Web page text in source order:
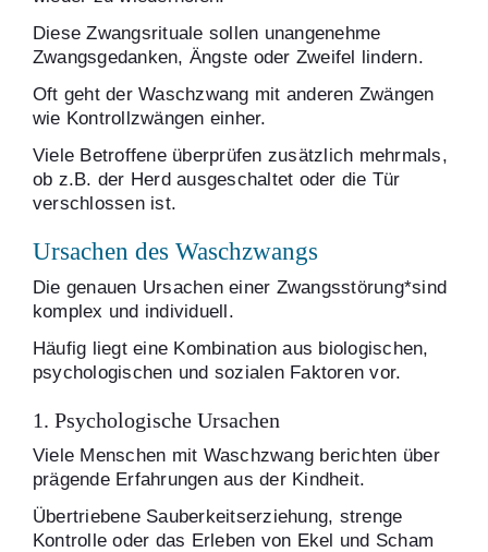
Diese Zwangsrituale sollen unangenehme
Zwangsgedanken, Ängste oder Zweifel lindern.
Oft geht der Waschzwang mit anderen Zwängen
wie Kontrollzwängen einher.
Viele Betroffene überprüfen zusätzlich mehrmals,
ob z.B. der Herd ausgeschaltet oder die Tür
verschlossen ist.
Ursachen des Waschzwangs
Die genauen Ursachen einer Zwangsstörung*sind
komplex und individuell.
Häufig liegt eine Kombination aus biologischen,
psychologischen und sozialen Faktoren vor.
1. Psychologische Ursachen
Viele Menschen mit Waschzwang berichten über
prägende Erfahrungen aus der Kindheit.
Übertriebene Sauberkeitserziehung, strenge
Kontrolle oder das Erleben von Ekel und Scham